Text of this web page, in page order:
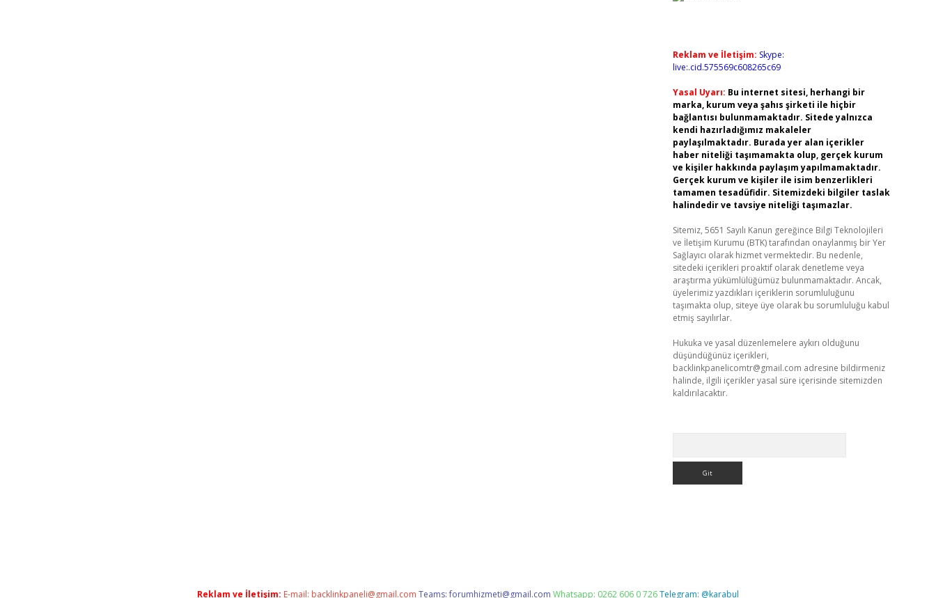
Reklam ve İletişim: Skype:
live:.cid.575569c608265c69
Yasal Uyarı: Bu internet sitesi, herhangi bir
marka, kurum veya şahıs şirketi ile hiçbir
bağlantısı bulunmamaktadır. Sitede yalnızca
kendi hazırladığımız makaleler
paylaşılmaktadır. Burada yer alan içerikler
haber niteliği taşımamakta olup, gerçek kurum
ve kişiler hakkında paylaşım yapılmamaktadır.
Gerçek kurum ve kişiler ile isim benzerlikleri
tamamen tesadüfidir. Sitemizdeki bilgiler taslak
halindedir ve tavsiye niteliği taşımazlar.
Sitemiz, 5651 Sayılı Kanun gereğince Bilgi Teknolojileri
ve İletişim Kurumu (BTK) tarafından onaylanmış bir Yer
Sağlayıcı olarak hizmet vermektedir. Bu nedenle,
sitedeki içerikleri proaktif olarak denetleme veya
araştırma yükümlülüğümüz bulunmamaktadır. Ancak,
üyelerimiz yazdıkları içeriklerin sorumluluğunu
taşımakta olup, siteye üye olarak bu sorumluluğu kabul
etmiş sayılırlar.
Hukuka ve yasal düzenlemelere aykırı olduğunu
düşündüğünüz içerikleri,
backlinkpanelicomtr@gmail.com adresine bildirmeniz
halinde, ilgili içerikler yasal süre içerisinde sitemizden
kaldırılacaktır.
Reklam ve İletişim: E-mail: backlinkpaneli@gmail.com Teams:forumhizmeti@gmail.com Whatsapp: 0262 606 0 726Telegram: @karabul